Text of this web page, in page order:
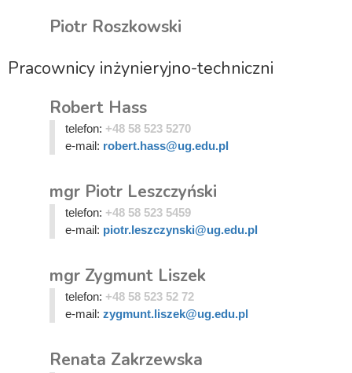
Piotr Roszkowski
Pracownicy inżynieryjno-techniczni
Robert Hass
telefon: +48 58 523 5270
e-mail: robert.hass@ug.edu.pl
mgr Piotr Leszczyński
telefon: +48 58 523 5459
e-mail: piotr.leszczynski@ug.edu.pl
mgr Zygmunt Liszek
telefon: +48 58 523 52 72
e-mail: zygmunt.liszek@ug.edu.pl
Renata Zakrzewska